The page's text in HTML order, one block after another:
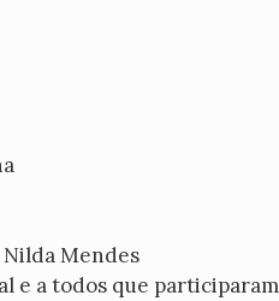
Nilda Mendes
e a todos que